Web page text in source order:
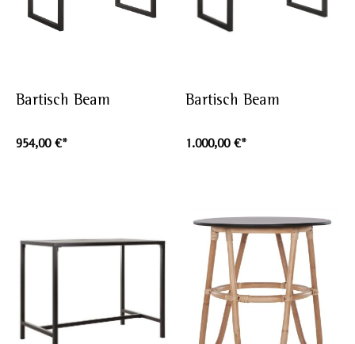
Bartisch Beam
954,00 €*
Bartisch Beam
1.000,00 €*